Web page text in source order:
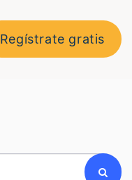
Regístrate gratis